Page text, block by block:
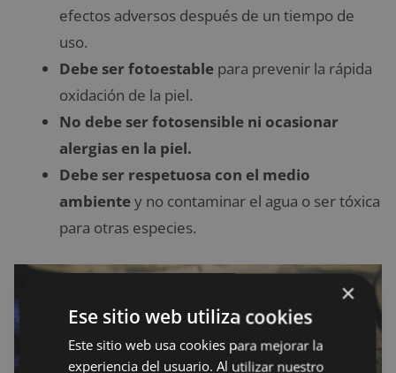
efectos adversos después de un tiempo de
uso.
Debe ser fotoestable para prevenir la rápida
oxidación de la piel.
No debe ser fotosensible ni ocasionar
alergias en la piel.
Debe ser respetuosa con el medio
ambientey no contaminar el agua o ser tóxica
para otras especies.
×
Ese sitio web utiliza cookies
Este sitio web usa cookies para mejorar la
experiencia del usuario. Al utilizar nuestro